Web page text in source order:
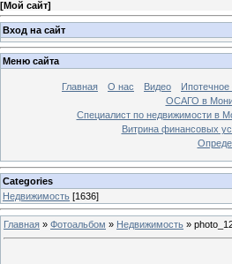
[Мой сайт]
Вход на сайт
Меню сайта
Главная О нас Видео
ОСАГО в
Специалист по недвижимости в
Витрина финансовых
Categories
Недвижимость [1636]
Главная » Фотоальбом » Недвижимость »